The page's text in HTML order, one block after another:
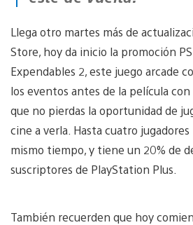
Llega otro martes más de
Store, hoy da inicio la promoción
Expendables 2, este juego arcade
los eventos antes de la película
que no pierdas la oportunidad de
cine a verla. Hasta cuatro
mismo tiempo, y tiene un 20% de
suscriptores de PlayStation Plus.
También recuerden que hoy